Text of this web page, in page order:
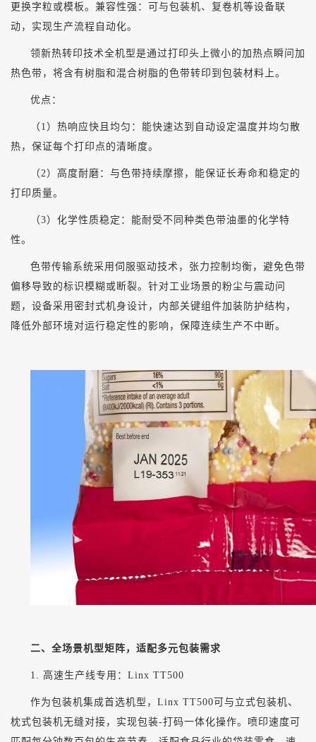
更换字粒或模板。 兼容性强 ：可与包装机、复卷机等设备联
动，实现生产流程自动化。
领新热转印技术全机型是通过打印头上微小的加热点瞬问加
热色带，将含有树脂和混合树脂的色带转印到包装材料上。
优点：
（ 1）热响应快且均匀：能快速达到自动设定温度并均匀散
热，保证每个打印点的清晰度。
（ 2）高度耐磨：与色带持续摩擦，能保证长寿命和稳定的
打印质量。
（3）化学性质稳定：能耐受不同种类色带油墨的化学特
性。
色带传输系统采用伺服驱动技术，张力控制均衡，避免色带
偏移导致的标识模糊或断裂。针对工业场景的粉尘与震动问
题，设备采用密封式机身设计，内部关键组件加装防护结构，
降低外部环境对运行稳定性的影响，保障连续生产不中断。
二、全场景机型矩阵，适配多元包装需求
1. 高速生产线专用：Linx TT500
作为包装机集成首选机型， Linx TT500可与立式包装机、
枕式包装机无缝对接，实现包装-打码一体化操作。喷印速度可